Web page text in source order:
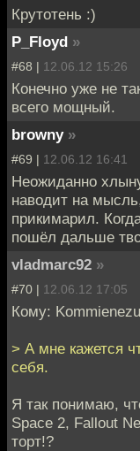
Крутотень :)
P_Floyd »
#68 | 12.06.12 15:26
Конечно уже не
всего мощный.
browny »
#69 | 12.06.12 16:41
Неожиданно
наводит на
прикимарил.
пошёл дальше
vladmarc92 »
#70 | 12.06.12 17:05
Кому:
> А мне кажется
себя.
Я так понимаю,
Space 2, Fallout
торт!?